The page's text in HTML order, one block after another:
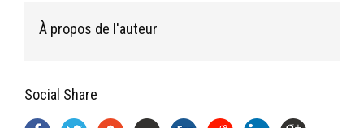
À propos de l'auteur
Social Share